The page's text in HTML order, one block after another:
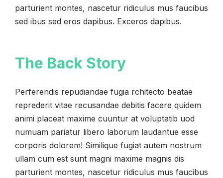
parturient montes, nascetur ridiculus mus faucibus
sed ibus sed eros dapibus. Exceros dapibus.
The Back Story
Perferendis repudiandae fugia rchitecto beatae
reprederit vitae recusandae debitis facere quidem
animi placeat maxime cuuntur at voluptatib uod
numuam pariatur libero laborum laudantue esse
corporis dolorem! Similique fugiat autem nostrum
ullam cum est sunt magni maxime magnis dis
parturient montes, nascetur ridiculus mus faucibus